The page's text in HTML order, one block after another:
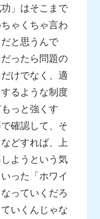
」はそこまで
ゃくちゃ言わ
と思うんで
ったら問題の
けでなく、適
るような制度
っと強くす
確認して、そ
どすれば、上
ようという気
った「ホワイ
っていくだろ
いくんじゃな